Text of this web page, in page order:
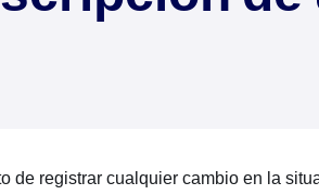
de registrar cualquier cambio en la